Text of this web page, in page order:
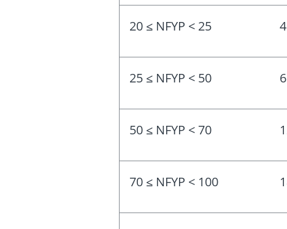
20 ≤ NFYP < 25
25 ≤ NFYP < 50
50 ≤ NFYP < 70
70 ≤ NFYP < 100